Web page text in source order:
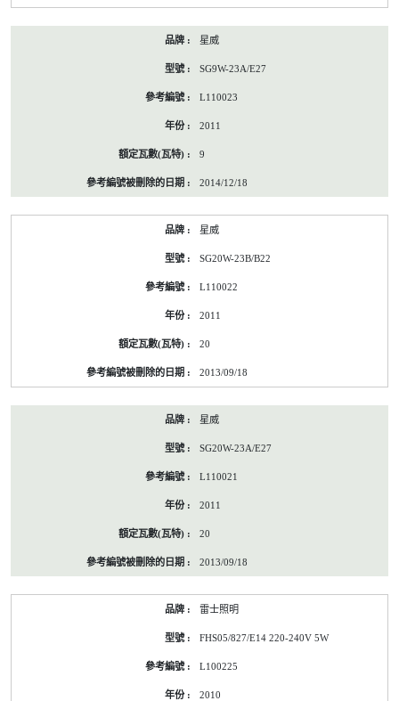
星威
SG9W-23A/E27
L110023
2011
9
2014/12/18
星威
SG20W-23B/B22
L110022
2011
20
2013/09/18
星威
SG20W-23A/E27
L110021
2011
20
2013/09/18
雷士照明
FHS05/827/E14 220-240V 5W
L100225
2010